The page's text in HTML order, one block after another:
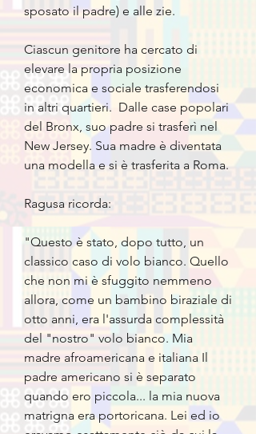
sposato il padre) e alle zie.
Ciascun genitore ha cercato di
elevare la propria posizione
economica e sociale trasferendosi
in altri quartieri. Dalle case popolari
del Bronx, suo padre si trasferì nel
New Jersey. Sua madre è diventata
una modella e si è trasferita a Roma.
Ragusa ricorda:
"Questo è stato, dopo tutto, un
classico caso di volo bianco. Quello
che non mi è sfuggito nemmeno
allora, come un bambino biraziale di
otto anni, era l'assurda complessità
del "nostro" volo bianco. Mia
madre afroamericana e italiana Il
padre americano si è separato
quando ero piccola... la mia nuova
matrigna era portoricana. Lei ed io